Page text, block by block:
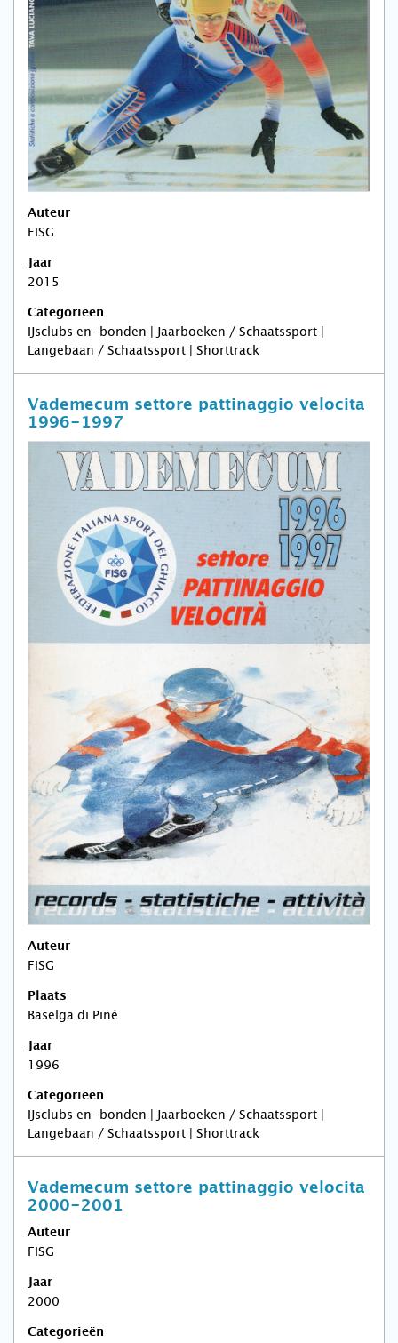
Auteur
FISG
Jaar
2015
Categorieën
IJsclubs en -bonden | Jaarboeken / Schaatssport |
Langebaan / Schaatssport | Shorttrack
Vademecum settore pattinaggio velocita
1996-1997
Auteur
FISG
Plaats
Baselga di Piné
Jaar
1996
Categorieën
IJsclubs en -bonden | Jaarboeken / Schaatssport |
Langebaan / Schaatssport | Shorttrack
Vademecum settore pattinaggio velocita
2000-2001
Auteur
FISG
Jaar
2000
Categorieën